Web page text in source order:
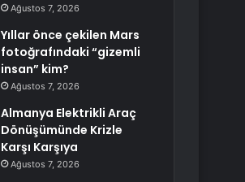
Ağustos 7, 2026
Yıllar önce çekilen Mars
fotoğrafındaki “gizemli
insan” kim?
Ağustos 7, 2026
Almanya Elektrikli Araç
Dönüşümünde Krizle
Karşı Karşıya
Ağustos 7, 2026